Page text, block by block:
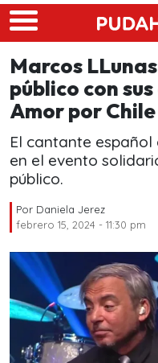
Skip to main content
Marcos
público con
Amor por Chile
El cantante español
en el evento
público.
Por Daniela Jerez
febrero 15, 2024 - 11:30 pm